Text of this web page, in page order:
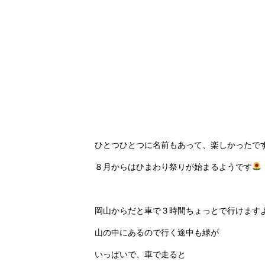
ひとつひとつに名前もあって、楽しかったで
８月からはひまわり祭りが始まるようです
岡山からだと車で３時間ちょっとで行けます
山の中にあるので行く途中も緑が
いっぱいで、車で走ると